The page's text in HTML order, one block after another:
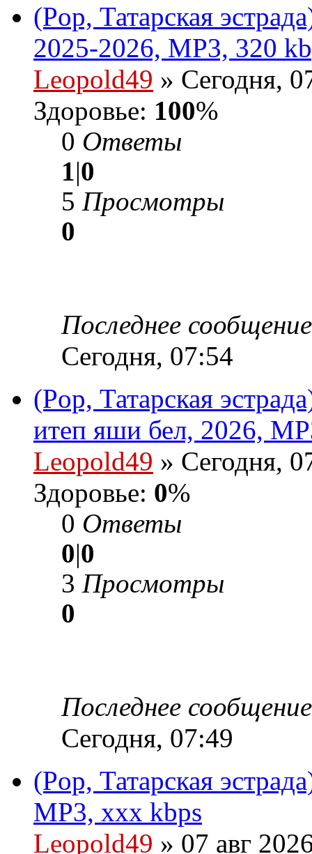
(Pop, Татарская
2025-2026, MP3, 320
Leopold49 » Сегодня,
Здоровье: 100%
0 Ответы
1|0
5 Просмотры
0
Последнее
Сегодня, 07:54
(Pop, Татарская
итеп яши бел, 2026,
Leopold49 » Сегодня,
Здоровье: 0%
0 Ответы
0|0
3 Просмотры
0
Последнее
Сегодня, 07:49
(Pop, Татарская
MP3, xxx kbps
Leopold49 » 07 авг